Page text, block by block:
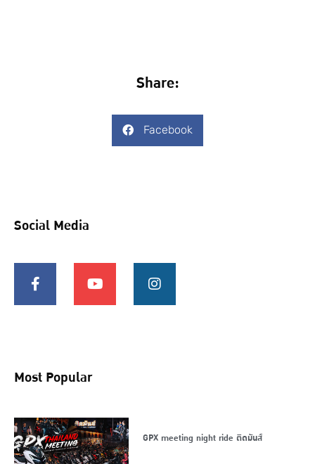
Share:
Facebook
Social Media
Most Popular
GPX meeting night ride ติดมันส์